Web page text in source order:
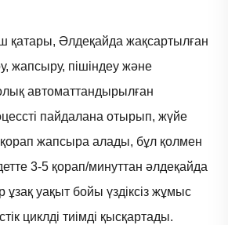
қатары, Әлдеқайда жақсартылған
жапсыру, пішіндеу және
автоматтандырылған
пайдалана отырып, жүйе
жапсыра алады, бұл қолмен
3-5 қорап/минуттан әлдеқайда
уақыт бойы үздіксіз жұмыс
циклді тиімді қысқартады.